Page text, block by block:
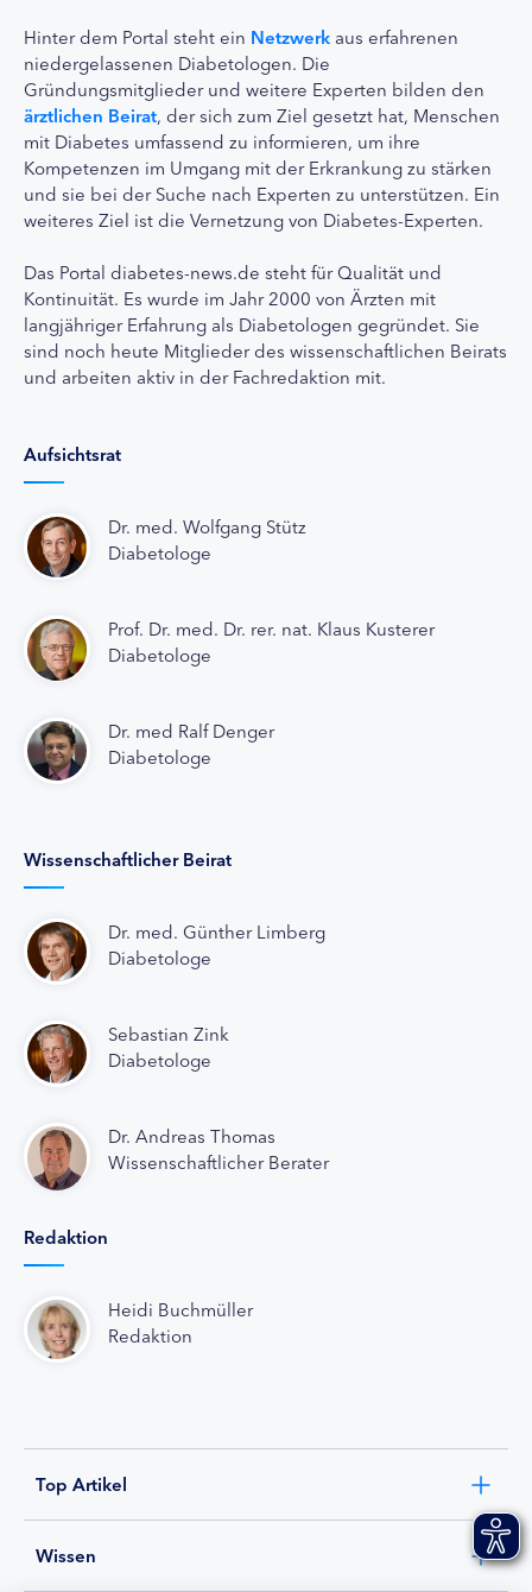
Hinter dem Portal steht ein Netzwerk aus erfahrenen
niedergelassenen Diabetologen. Die
Gründungsmitglieder und weitere Experten bilden den
ärztlichen Beirat, der sich zum Ziel gesetzt hat, Menschen
mit Diabetes umfassend zu informieren, um ihre
Kompetenzen im Umgang mit der Erkrankung zu stärken
und sie bei der Suche nach Experten zu unterstützen. Ein
weiteres Ziel ist die Vernetzung von Diabetes-Experten.
Das Portal diabetes-news.de steht für Qualität und
Kontinuität. Es wurde im Jahr 2000 von Ärzten mit
langjähriger Erfahrung als Diabetologen gegründet. Sie
sind noch heute Mitglieder des wissenschaftlichen Beirats
und arbeiten aktiv in der Fachredaktion mit.
Aufsichtsrat
Dr. med. Wolfgang Stütz
Diabetologe
Prof. Dr. med. Dr. rer. nat. Klaus Kusterer
Diabetologe
Dr. med Ralf Denger
Diabetologe
Wissenschaftlicher Beirat
Dr. med. Günther Limberg
Diabetologe
Sebastian Zink
Diabetologe
Dr. Andreas Thomas
Wissenschaftlicher Berater
Redaktion
Heidi Buchmüller
Redaktion
Top Artikel
Wissen